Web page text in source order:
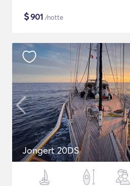
$901 /notte
Jongert 20DS